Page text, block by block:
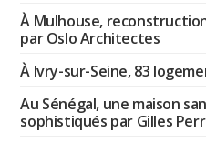
À Mulhouse,
par Oslo Architectes
À Ivry-sur-Seine, 83
Au Sénégal, une maison
sophistiqués par Gilles